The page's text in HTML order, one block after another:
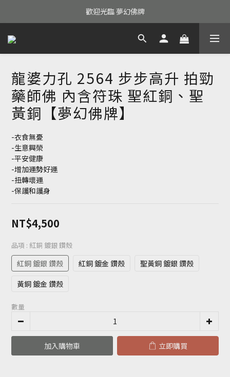
歡迎光臨 夢幻佛牌
龍婆力孔 2564 步步高升 拍勁
藥師佛 內含符珠 聖紅銅、聖
黃銅【夢幻佛牌】
-衣食無憂
-生意興榮
-平安健康
-增加運勢好運
-扭轉壞運
-保護和護身
NT$4,500
品項 : 紅銅 鍍銀 鑽殼
紅銅 鍍銀 鑽殼 紅銅 鍍金 鑽殼
聖黃銅 鍍銀 鑽殼
黃銅 鍍金 鑽殼
數量
加入購物車 立即購買